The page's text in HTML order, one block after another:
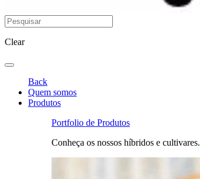
Clear
Back
Quem somos
Produtos
Portfolio de Produtos
Conheça os nossos híbridos e cultivares.